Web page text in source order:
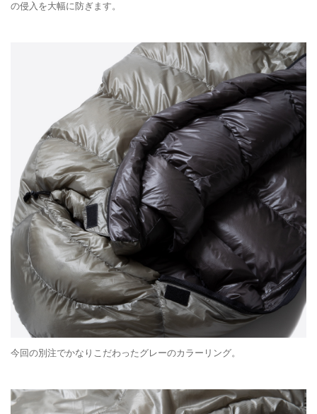
の侵入を大幅に防ぎます。
今回の別注でかなりこだわったグレーのカラーリング。